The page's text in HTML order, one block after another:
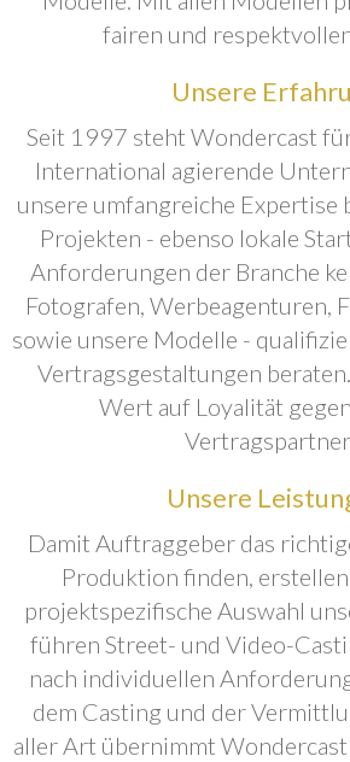
fairen und
Unsere
Seit 1997 steht Wondercast
International agierende
unsere umfangreiche Expertise
Projekten - ebenso lokale
Anforderungen der Branche
Fotografen, Werbeagenturen,
sowie unsere Modelle -
Vertragsgestaltungen
Wert auf Loyalität
Unsere
Damit Auftraggeber das
Produktion finden,
projektspezifische Auswahl
führen Street- und Video-
nach individuellen
dem Casting und der
aller Art übernimmt